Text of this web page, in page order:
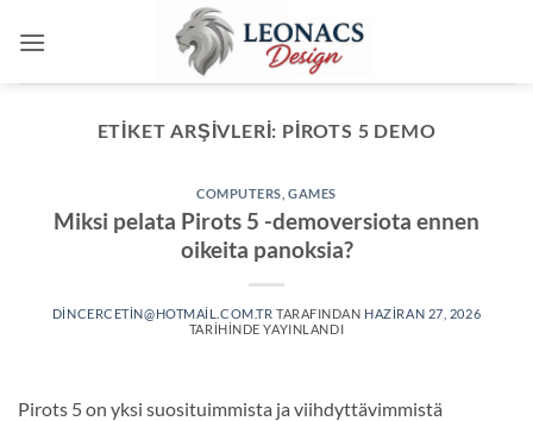
atla
ETIKET ARŞIVLERI: PIROTS 5 DEMO
COMPUTERS, GAMES
Miksi pelata Pirots 5 -demoversiota ennen
oikeita panoksia?
DINCERCETIN@HOTMAIL.COM.TR TARAFINDAN HAZIRAN 27, 2026
TARIHINDE YAYINLANDI
Pirots 5 on yksi suosituimmista ja viihdyttävimmistä